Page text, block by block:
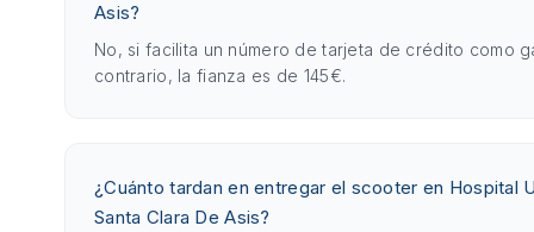
Asis?
No, si facilita un número de tarjeta de crédito como
contrario, la fianza es de 145€.
¿Cuánto tardan en entregar el scooter en Hospital
Santa Clara De Asis?